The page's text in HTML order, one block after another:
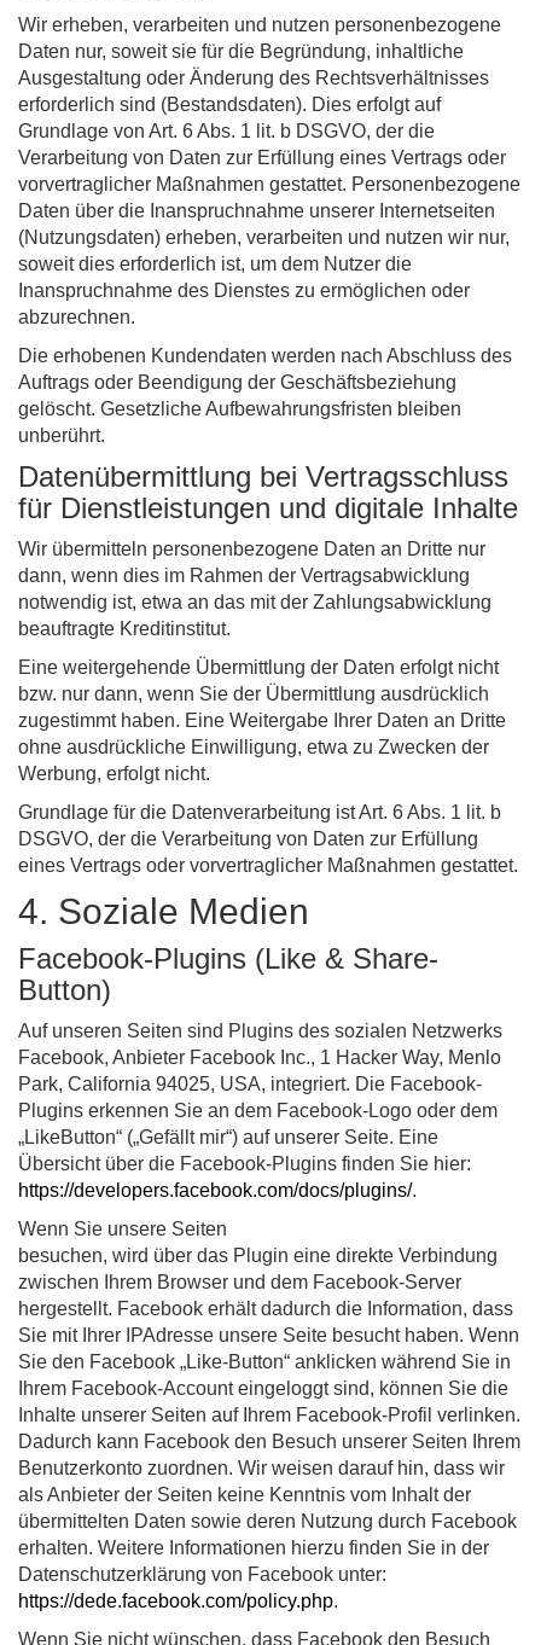
Wir erheben, verarbeiten und nutzen personenbezogene
Daten nur, soweit sie für die Begründung, inhaltliche
Ausgestaltung oder Änderung des Rechtsverhältnisses
erforderlich sind (Bestandsdaten). Dies erfolgt auf
Grundlage von Art. 6 Abs. 1 lit. b DSGVO, der die
Verarbeitung von Daten zur Erfüllung eines Vertrags oder
vorvertraglicher Maßnahmen gestattet. Personenbezogene
Daten über die Inanspruchnahme unserer Internetseiten
(Nutzungsdaten) erheben, verarbeiten und nutzen wir nur,
soweit dies erforderlich ist, um dem Nutzer die
Inanspruchnahme des Dienstes zu ermöglichen oder
abzurechnen.
Die erhobenen Kundendaten werden nach Abschluss des
Auftrags oder Beendigung der Geschäftsbeziehung
gelöscht. Gesetzliche Aufbewahrungsfristen bleiben
unberührt.
Datenübermittlung bei Vertragsschluss
für Dienstleistungen und digitale Inhalte
Wir übermitteln personenbezogene Daten an Dritte nur
dann, wenn dies im Rahmen der Vertragsabwicklung
notwendig ist, etwa an das mit der Zahlungsabwicklung
beauftragte Kreditinstitut.
Eine weitergehende Übermittlung der Daten erfolgt nicht
bzw. nur dann, wenn Sie der Übermittlung ausdrücklich
zugestimmt haben. Eine Weitergabe Ihrer Daten an Dritte
ohne ausdrückliche Einwilligung, etwa zu Zwecken der
Werbung, erfolgt nicht.
Grundlage für die Datenverarbeitung ist Art. 6 Abs. 1 lit. b
DSGVO, der die Verarbeitung von Daten zur Erfüllung
eines Vertrags oder vorvertraglicher Maßnahmen gestattet.
4. Soziale Medien
Facebook-Plugins (Like & Share-
Button)
Auf unseren Seiten sind Plugins des sozialen Netzwerks
Facebook, Anbieter Facebook Inc., 1 Hacker Way, Menlo
Park, California 94025, USA, integriert. Die Facebook-
Plugins erkennen Sie an dem Facebook-Logo oder dem
„LikeButton“ („Gefällt mir“) auf unserer Seite. Eine
Übersicht über die Facebook-Plugins finden Sie hier:
https://developers.facebook.com/docs/plugins/.
Wenn Sie unsere Seiten
besuchen, wird über das Plugin eine direkte Verbindung
zwischen Ihrem Browser und dem Facebook-Server
hergestellt. Facebook erhält dadurch die Information, dass
Sie mit Ihrer IPAdresse unsere Seite besucht haben. Wenn
Sie den Facebook „Like-Button“ anklicken während Sie in
Ihrem Facebook-Account eingeloggt sind, können Sie die
Inhalte unserer Seiten auf Ihrem Facebook-Profil verlinken.
Dadurch kann Facebook den Besuch unserer Seiten Ihrem
Benutzerkonto zuordnen. Wir weisen darauf hin, dass wir
als Anbieter der Seiten keine Kenntnis vom Inhalt der
übermittelten Daten sowie deren Nutzung durch Facebook
erhalten. Weitere Informationen hierzu finden Sie in der
Datenschutzerklärung von Facebook unter:
https://dede.facebook.com/policy.php.
Wenn Sie nicht wünschen, dass Facebook den Besuch